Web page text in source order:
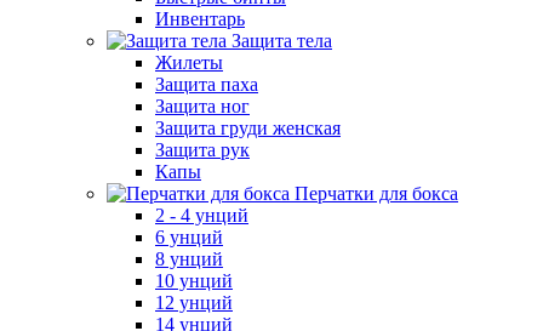
Инвентарь
Защита тела
Жилеты
Защита паха
Защита ног
Защита груди женская
Защита рук
Капы
Перчатки для бокса
2 - 4 унций
6 унций
8 унций
10 унций
12 унций
14 унций